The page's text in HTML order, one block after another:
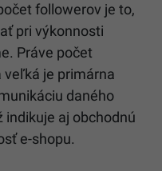
followerov je to,
pri výkonnosti
Práve počet
je primárna
daného
aj obchodnú
e-shopu.